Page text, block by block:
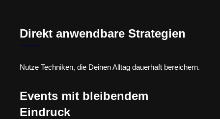
Direkt anwendbare Strategien
Nutze Techniken, die Deinen Alltag dauerhaft bereichern.
Events mit bleibendem
Eindruck